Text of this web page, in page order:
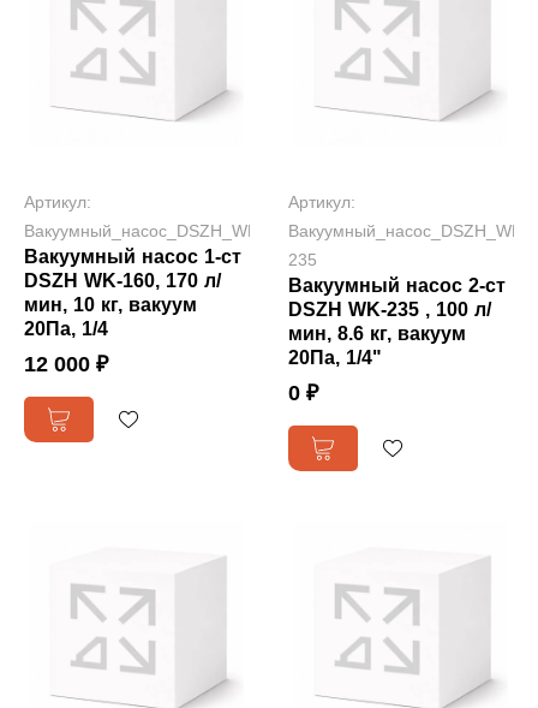
Артикул:
Вакуумный_насос_DSZH_WK160
Вакуумный насос 1-ст
DSZH WK-160, 170 л/
мин, 10 кг, вакуум
20Па, 1/4
12 000 ₽
Артикул:
Вакуумный_насос_DSZH_WK-
235
Вакуумный насос 2-ст
DSZH WK-235 , 100 л/
мин, 8.6 кг, вакуум
20Па, 1/4"
0 ₽